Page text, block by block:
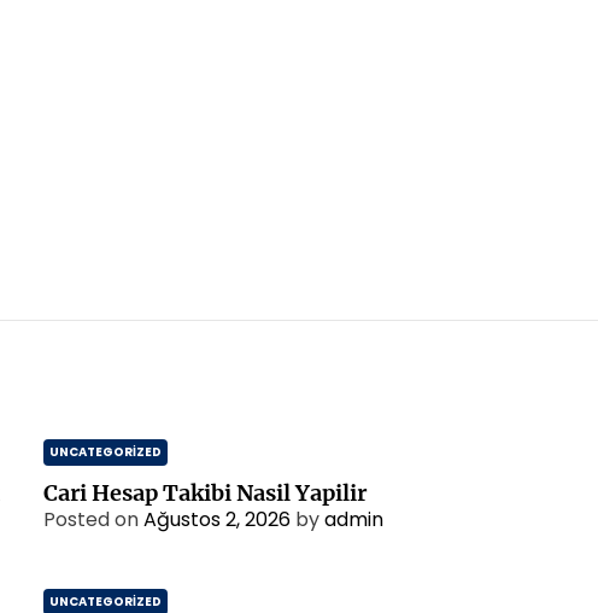
UNCATEGORIZED
Cari Hesap Takibi Nasil Yapilir
Posted onAğustos 2, 2026 byadmin
UNCATEGORIZED